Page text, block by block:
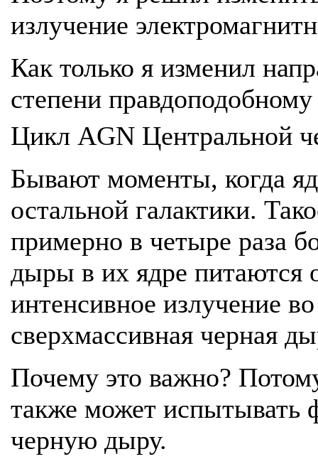
излучение
Как только я изменил
степени
Цикл AGN Центральной
Бывают моменты, когда
остальной галактики.
примерно в четыре раза
дыры в их ядре питаются
интенсивное излучение
сверхмассивная черная
Почему это важно?
также может испытывать
черную дыру.